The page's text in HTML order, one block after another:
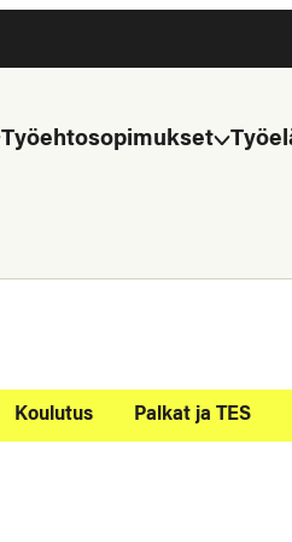
Työehtosopimukset
Koulutus Palkat ja TES